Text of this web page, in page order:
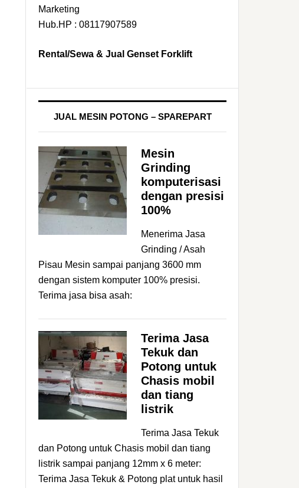
Marketing
Hub.HP : 08117907589
Rental/Sewa & Jual Genset Forklift
JUAL MESIN POTONG – SPAREPART
Mesin
Grinding
komputerisasi
dengan presisi
100%
Menerima Jasa
Grinding / Asah
Pisau Mesin sampai panjang 3600 mm
dengan sistem komputer 100% presisi.
Terima jasa bisa asah:
Terima Jasa
Tekuk dan
Potong untuk
Chasis mobil
dan tiang
listrik
Terima Jasa Tekuk
dan Potong untuk Chasis mobil dan tiang
listrik sampai panjang 12mm x 6 meter:
Terima Jasa Tekuk & Potong plat untuk hasil